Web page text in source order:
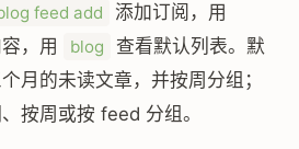
feed add 添加订阅，用
，用 blog
查看默认列表。默
月的未读文章，并按周分组；
按周或按 feed 分组。